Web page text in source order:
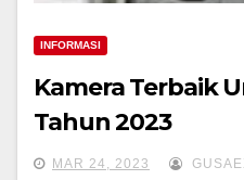
INFORMASI
Kamera Terbaik
Tahun 2023
MAR 24, 2023